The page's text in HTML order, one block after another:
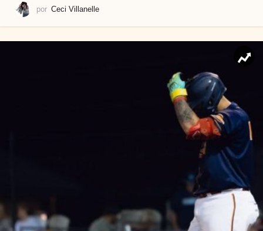
por Ceci Villanelle